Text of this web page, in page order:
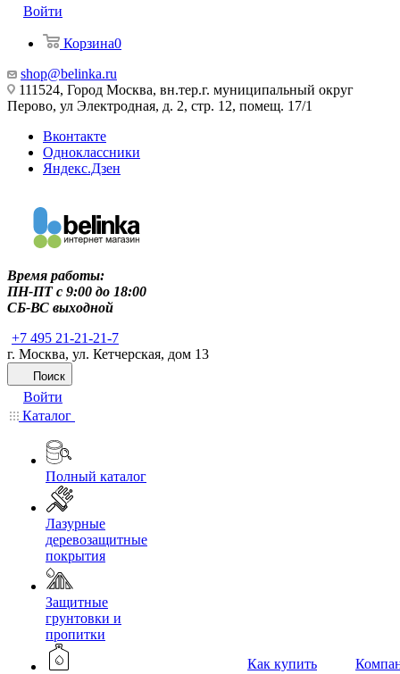
Войти
Корзина0
shop@belinka.ru
111524, Город Москва, вн.тер.г. муниципальный округ
Перово, ул Электродная, д. 2, стр. 12, помещ. 17/1
Вконтакте
Одноклассники
Яндекс.Дзен
Время работы:
ПН-ПТ c 9:00 до 18:00
СБ-ВС выходной
+7 495 21-21-21-7
г. Москва, ул. Кетчерская, дом 13
Поиск
Войти
Каталог
Полный каталог
Лазурные
деревозащитные
покрытия
Защитные
грунтовки и
пропитки
Как купить